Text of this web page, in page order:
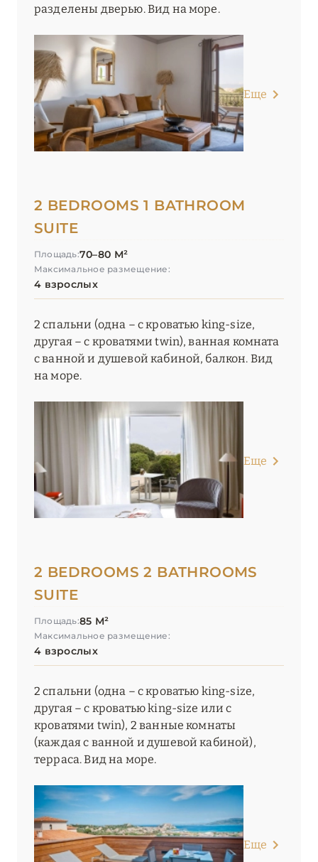
разделены дверью. Вид на море.
Еще
2 BEDROOMS 1 BATHROOM
SUITE
Площадь:70–80 М²
Максимальное размещение:
4 взрослых
2 спальни (одна – с кроватью king-size,
другая – с кроватями twin), ванная комната
с ванной и душевой кабиной, балкон. Вид
на море.
Еще
2 BEDROOMS 2 BATHROOMS
SUITE
Площадь:85 М²
Максимальное размещение:
4 взрослых
2 спальни (одна – с кроватью king-size,
другая – с кроватью king-size или с
кроватями twin), 2 ванные комнаты
(каждая с ванной и душевой кабиной),
терраса. Вид на море.
Еще